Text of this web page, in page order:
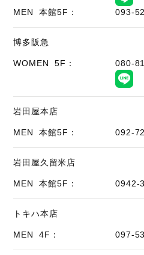
MEN 本館5F： 093-
博多阪急
WOMEN 5F： 080-
岩田屋本店
MEN 本館5F： 092-
岩田屋久留米店
MEN 本館5F： 0942-
トキハ本店
MEN 4F： 097-